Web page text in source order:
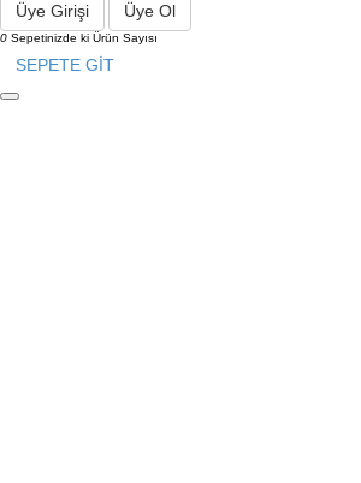
Üye Girişi Üye Ol
0 Sepetinizde ki Ürün Sayısı
SEPETE GİT